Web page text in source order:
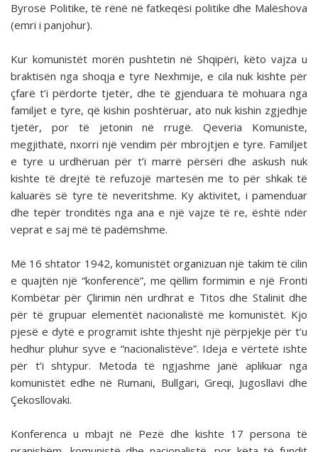
Byrosë Politike, të rënë në fatkeqësi politike dhe Malëshova
(emri i panjohur).
Kur komunistët morën pushtetin në Shqipëri, këto vajza u
braktisën nga shoqja e tyre Nexhmije, e cila nuk kishte për
çfarë t’i përdorte tjetër, dhe të gjenduara të mohuara nga
familjet e tyre, që kishin poshtëruar, ato nuk kishin zgjedhje
tjetër, por të jetonin në rrugë. Qeveria Komuniste,
megjithatë, nxorri një vendim për mbrojtjen e tyre. Familjet
e tyre u urdhëruan për t’i marrë përsëri dhe askush nuk
kishte të drejtë të refuzojë martesën me to për shkak të
kaluarës së tyre të neveritshme. Ky aktivitet, i pamenduar
dhe tepër tronditës nga ana e një vajze të re, është ndër
veprat e saj më të padëmshme.
Më 16 shtator 1942, komunistët organizuan një takim të cilin
e quajtën një “konferencë”, me qëllim formimin e një Fronti
Kombëtar për Çlirimin nën urdhrat e Titos dhe Stalinit dhe
për të grupuar elementët nacionalistë me komunistët. Kjo
pjesë e dytë e programit ishte thjesht një përpjekje për t’u
hedhur pluhur syve e “nacionalistëve”. Ideja e vërtetë ishte
për t’i shtypur. Metoda të ngjashme janë aplikuar nga
komunistët edhe në Rumani, Bullgari, Greqi, Jugosllavi dhe
Çekosllovaki.
Konferenca u mbajt në Pezë dhe kishte 17 persona të